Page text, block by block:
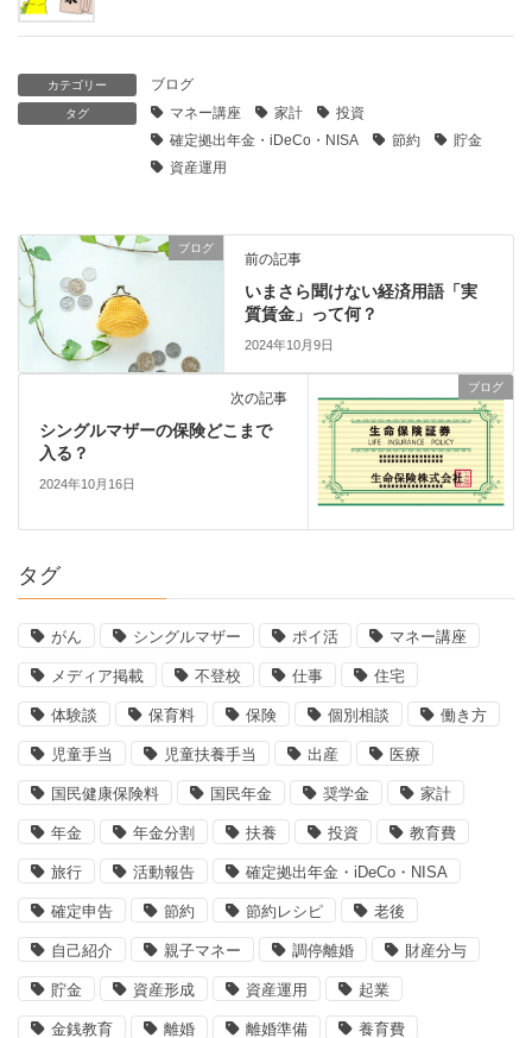
カテゴリー ブログ
タグ マネー講座 家計
投資
確定拠出年金・iDeCo・NISA
節約
貯金
資産運用
ブログ
前の記事
いまさら聞けない経済用語「実
質賃金」って何？
2024年10月9日
ブログ
次の記事
シングルマザーの保険どこまで
入る？
2024年10月16日
タグ
がん シングルマザー ポイ活 マネー講座
メディア掲載 不登校 仕事 住宅
体験談 保育料 保険 個別相談 働き方
児童手当 児童扶養手当 出産 医療
国民健康保険料 国民年金 奨学金 家計
年金 年金分割 扶養 投資 教育費
旅行 活動報告 確定拠出年金・iDeCo・NISA
確定申告 節約 節約レシピ 老後
自己紹介 親子マネー 調停離婚 財産分与
貯金 資産形成 資産運用 起業
金銭教育 離婚 離婚準備 養育費